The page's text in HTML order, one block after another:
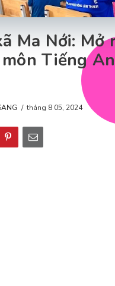
Ma Nới: Mở
Tiếng
tháng 8 05, 2024